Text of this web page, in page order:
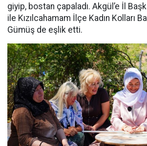
giyip, bostan çapaladı. Akgül’e İl
ile Kızılcahamam İlçe Kadın Kolları
Gümüş de eşlik etti.